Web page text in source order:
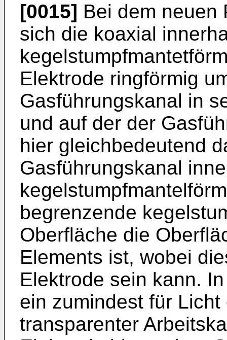
[0015] Bei dem neuen
sich die koaxial
Elektrode ringförmig
Gasführungskanal in
und auf der der
hier gleichbedeutend
Gasführungskanal
begrenzende
Oberfläche die
Elements ist, wobei
Elektrode sein kann.
ein zumindest für
transparenter